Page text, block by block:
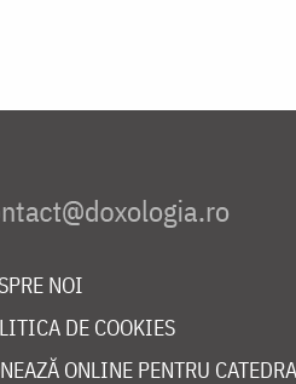
NOI
DE COOKIES
ONLINE PENTRU